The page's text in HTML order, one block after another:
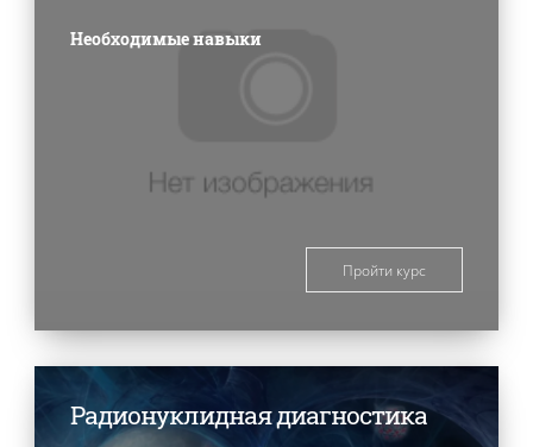
Необходимые навыки
Пройти курс
Радионуклидная диагностика